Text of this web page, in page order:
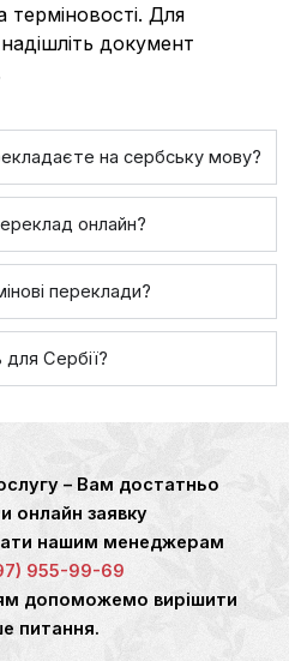
терміновості. Для
документ
на сербську мову?
онлайн?
переклади?
Сербії?
– Вам достатньо
онлайн заявку
нашим менеджерам
955-99-69
допоможемо вирішити
питання.